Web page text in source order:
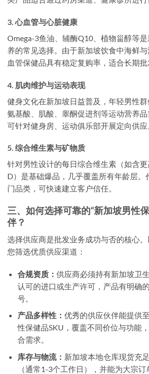
3. 心血管与心脏健康
Omega-3鱼油、辅酶Q10、植物甾醇等
养的常见选择。由于新加坡饮食中海鲜
血管保健品具有稳定复购率，适合长期批
4. 肌肉维护与运动表现
健身文化在新加坡日益普及，年轻男性
氨基酸、肌酸、睾酮促进剂等运动营养
可针对健身房、运动俱乐部开展定向供应
5. 综合维生素与矿物质
针对男性设计的每日综合维生素（如含
D）是基础爆品，几乎覆盖所有年龄层。
门品类，可快速建立客户信任。
三、如何选择可靠的“新加坡男性
伴？
选择供应商是批发业务成功与否的核心
您筛选优质供应渠道：
合规资质： 供应商必须持有新加坡卫
认可的进口或生产许可，产品有明确
号。
产品多样性： 优秀的供应伙伴能提供
性保健品SKU，覆盖不同价位与功能
合需求。
库存与物流： 新加坡本地仓库现货充
（通常1-3个工作日），并能为大宗